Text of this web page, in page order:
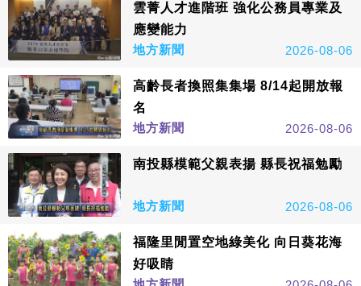
雲菁人才進階班 強化公務員專業及
應變能力
地方新聞
2026-08-06
高齡長者換照集集場 8/14起開放報
名
地方新聞
2026-08-06
南投縣模範父親表揚 縣長祝福勉勵
地方新聞 2026-08-06
福隆里閒置空地綠美化 向日葵花海
好吸睛